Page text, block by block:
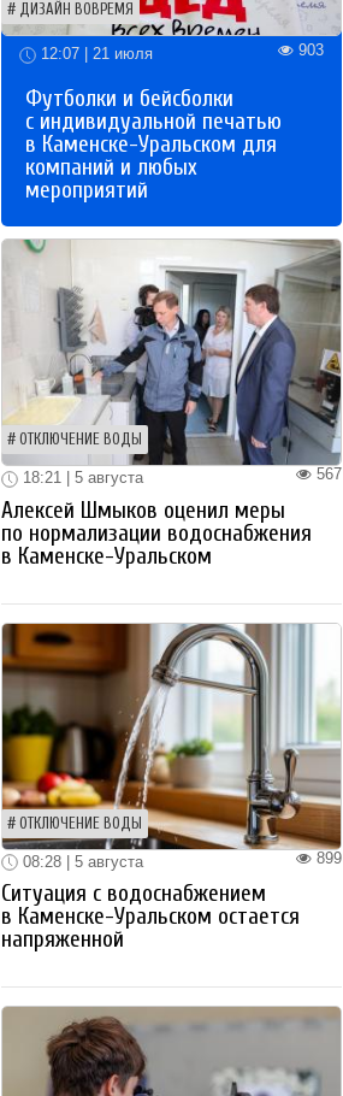
ДИЗАЙН ВОВРЕМЯ
12:07 | 21 июля 903
Футболки и бейсболки
с индивидуальной печатью
в Каменске-Уральском для
компаний и любых
мероприятий
ОТКЛЮЧЕНИЕ ВОДЫ
567
18:21 | 5 августа
Алексей Шмыков оценил меры
по нормализации водоснабжения
в Каменске-Уральском
ОТКЛЮЧЕНИЕ ВОДЫ
899
08:28 | 5 августа
Ситуация с водоснабжением
в Каменске-Уральском остается
напряженной